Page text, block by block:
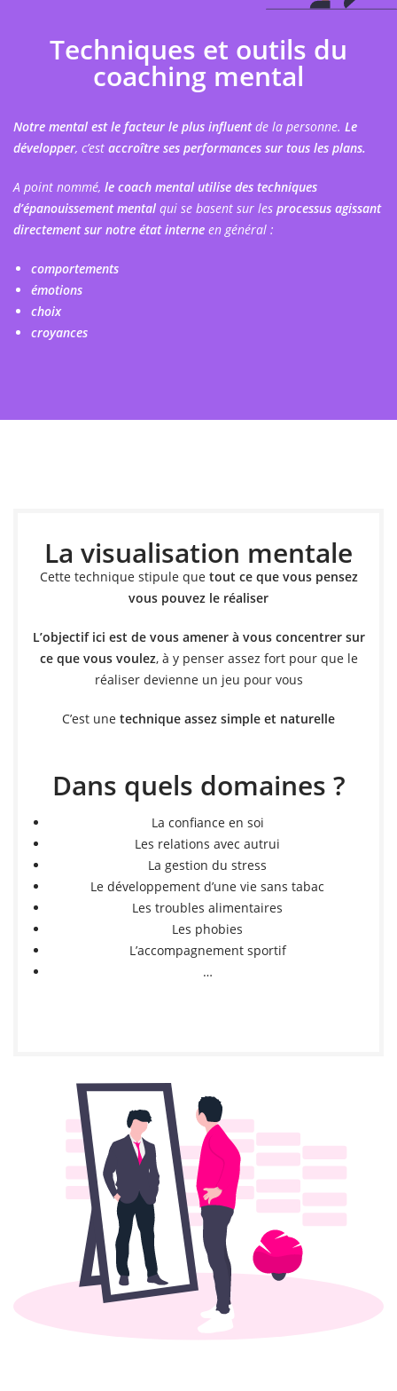
Techniques et outils du
coaching mental
Notre mental est le facteur le plus influentde la personne. Le
développer, c’est accroître ses performances sur tous les plans.
A point nommé, le coach mental utilise des techniques
d’épanouissement mental qui se basent sur les processus agissant
directement sur notre état interne en général :
comportements
émotions
choix
croyances
La visualisation mentale
Cette technique stipule que tout ce que vous pensez
vous pouvez le réaliser
L’objectif ici est de vous amener à vous concentrer sur
ce que vous voulez, à y penser assez fort pour que le
réaliser devienne un jeu pour vous
C’est une technique assez simple et naturelle
Dans quels domaines ?
La confiance en soi
Les relations avec autrui
La gestion du stress
Le développement d’une vie sans tabac
Les troubles alimentaires
Les phobies
L’accompagnement sportif
…